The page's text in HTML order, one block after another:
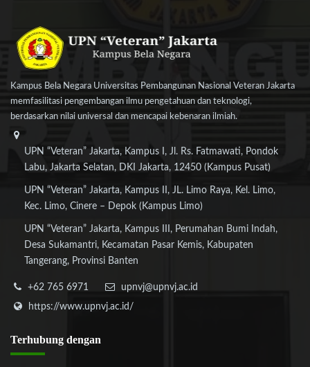
Kampus Bela Negara Universitas Pembangunan Nasional Veteran Jakarta
memfasilitasi pengembangan ilmu pengetahuan dan teknologi,
berdasarkan nilai universal dan mencapai kebenaran ilmiah.
UPN “Veteran” Jakarta, Kampus I, Jl. Rs. Fatmawati, Pondok
Labu, Jakarta Selatan, DKI Jakarta, 12450 (Kampus Pusat)
UPN “Veteran” Jakarta, Kampus II, JL. Limo Raya, Kel. Limo,
Kec. Limo, Cinere – Depok (Kampus Limo)
UPN “Veteran” Jakarta, Kampus III, Perumahan Bumi Indah,
Desa Sukamantri, Kecamatan Pasar Kemis, Kabupaten
Tangerang, Provinsi Banten
+62 765 6971
upnvj@upnvj.ac.id
https://www.upnvj.ac.id/
Terhubung dengan